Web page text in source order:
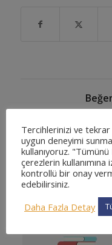
Tercihlerinizi ve
uygun deneyimi
kullanıyoruz.
çerezlerin
kontrollü bir onay
edebilirsiniz.
Daha Fazla Detay